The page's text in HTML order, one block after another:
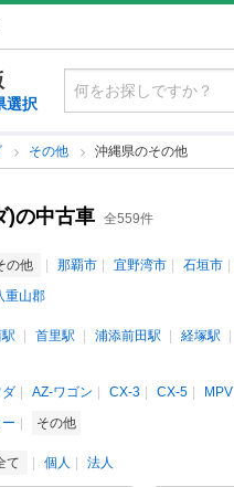
選択
その他 沖縄県のその他
)の中古車 全559件
の他 那覇市 宜野湾市 石垣市
重山郡
首里駅 浦添前田駅 経塚駅
AZ-ワゴン CX-3 CX-5 MPV
その他
て 個人 法人